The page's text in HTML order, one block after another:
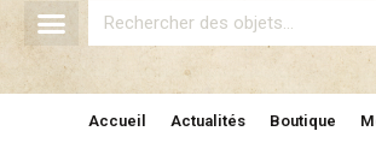
Rechercher
Accueil Actualités Boutique